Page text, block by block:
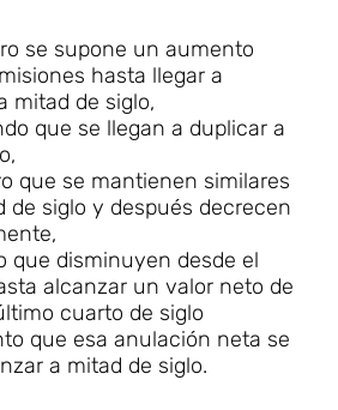
se supone un aumento
hasta llegar a
mitad de siglo,
que se llegan a duplicar a
que se mantienen similares
de siglo y después decrecen
que disminuyen desde el
alcanzar un valor neto de
cuarto de siglo
que esa anulación neta se
a mitad de siglo.